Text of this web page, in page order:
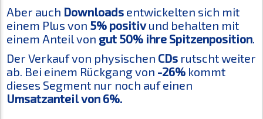
Aber auch Downloads entwickelten sich mit
einem Plus von 5% positivund behalten mit
einem Anteil von gut 50% ihre Spitzenposition.
Der Verkauf von physischen CDs rutscht weiter
ab. Bei einem Rückgang von -26% kommt
dieses Segment nur noch auf einen
Umsatzanteil von 6%.